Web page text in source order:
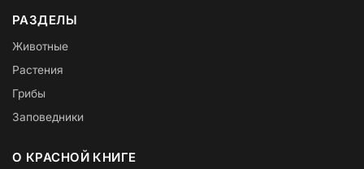
РАЗДЕЛЫ
Животные
Растения
Грибы
Заповедники
О КРАСНОЙ КНИГЕ